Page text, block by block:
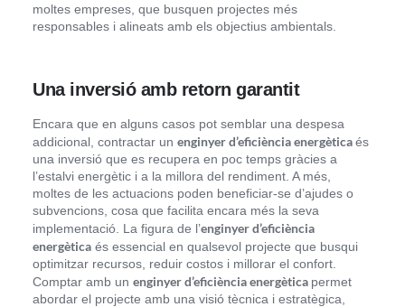
moltes empreses, que busquen projectes més
responsables i alineats amb els objectius ambientals.
Una inversió amb retorn garantit
Encara que en alguns casos pot semblar una despesa
addicional, contractar unenginyer d’eficiència energèticaés
una inversió que es recupera en poc temps gràcies a
l’estalvi energètic i a la millora del rendiment. A més,
moltes de les actuacions poden beneficiar-se d’ajudes o
subvencions, cosa que facilita encara més la seva
implementació. La figura de l’enginyer d’eficiència
energètica és essencial en qualsevol projecte que busqui
optimitzar recursos, reduir costos i millorar el confort.
Comptar amb unenginyer d’eficiència energètica permet
abordar el projecte amb una visió tècnica i estratègica,